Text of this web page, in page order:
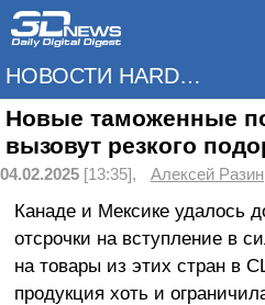
НОВОСТИ HARDWARE
Новые таможенные
вызовут резкого
04.02.2025 [13:35], Алексей Разин
Канаде и Мексике удалось
отсрочки на вступление в
на товары из этих стран в
продукция хоть и